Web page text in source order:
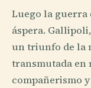
Luego la guerra
áspera.
un triunfo de la
transmutada en
compañerismo